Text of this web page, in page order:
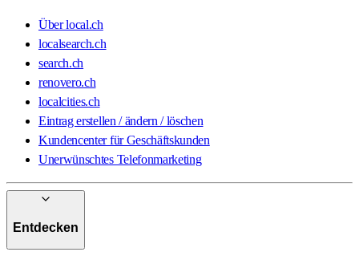
Über local.ch
localsearch.ch
search.ch
renovero.ch
localcities.ch
Eintrag erstellen / ändern / löschen
Kundencenter für Geschäftskunden
Unerwünschtes Telefonmarketing
Entdecken